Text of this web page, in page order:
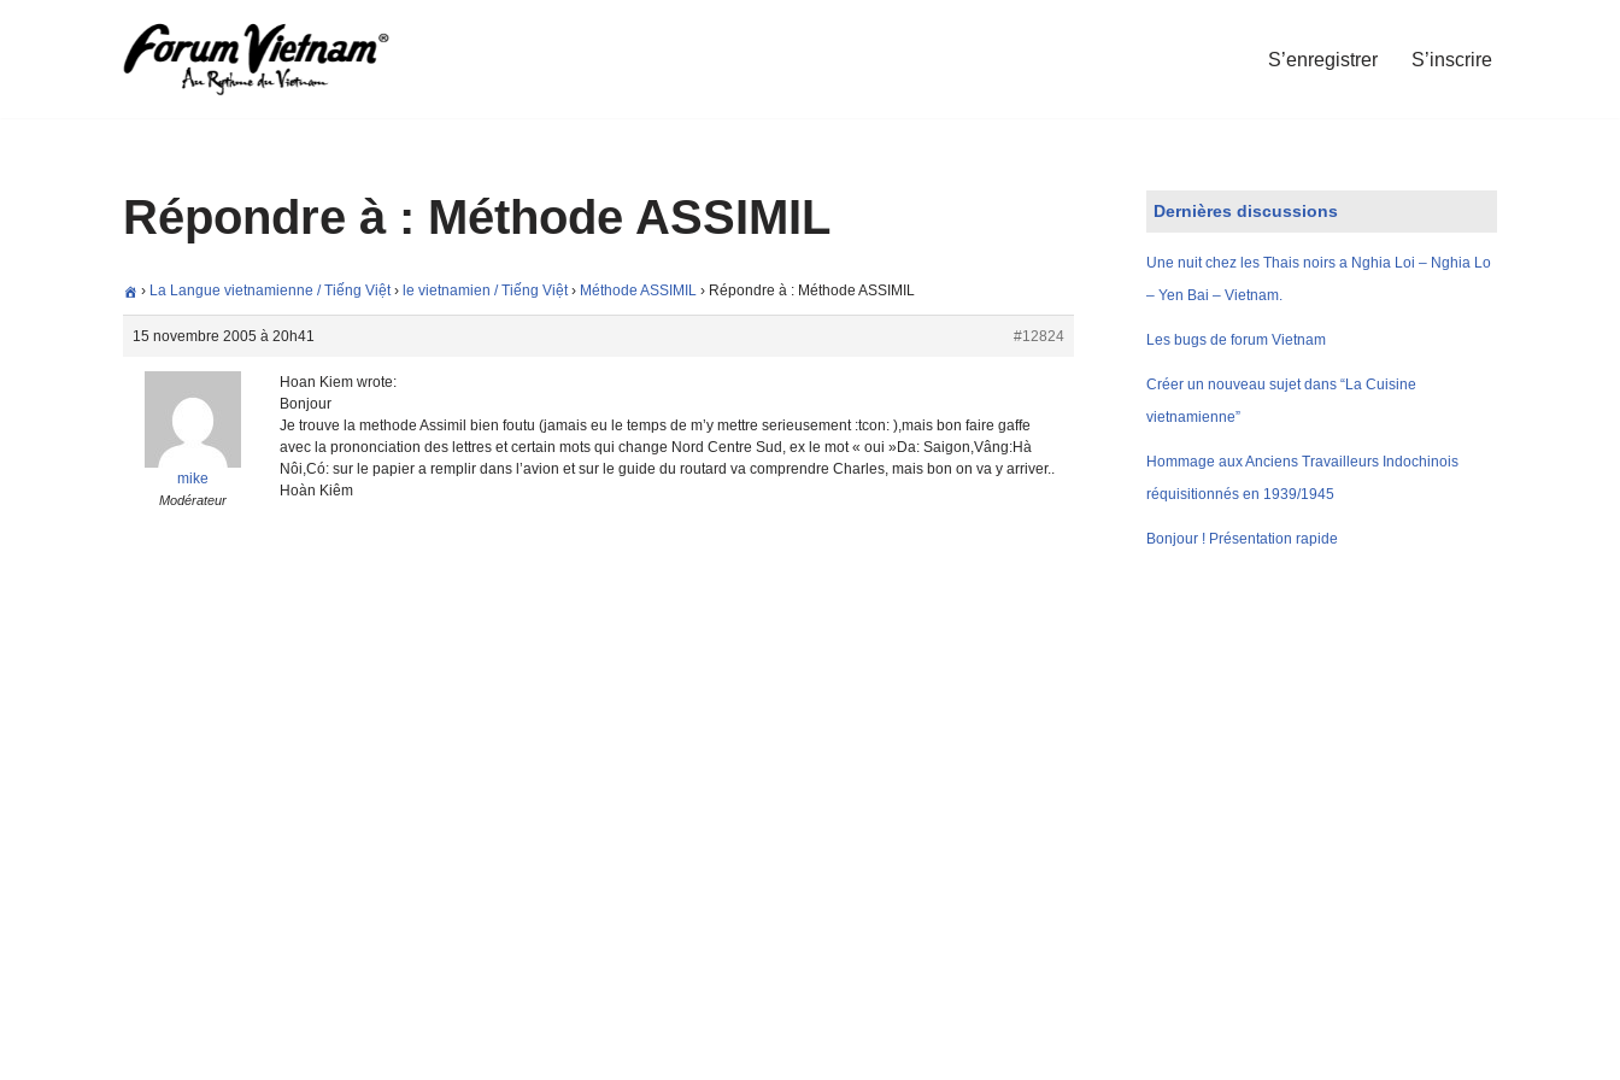
S’enregistrer S’inscrire
Répondre à : Méthode ASSIMIL
› La Langue vietnamienne / Tiếng Việt › le vietnamien / Tiếng Việt › Méthode ASSIMIL › Répondre à : Méthode ASSIMIL
15 novembre 2005 à 20h41 #12824
mike
Modérateur
Hoan Kiem wrote:
Bonjour
Je trouve la methode Assimil bien foutu (jamais eu le temps de m’y mettre serieusement :tcon: ),mais bon faire gaffe
avec la prononciation des lettres et certain mots qui change Nord Centre Sud, ex le mot « oui »Da: Saigon,Vâng:Hà
Nôi,Có: sur le papier a remplir dans l’avion et sur le guide du routard va comprendre Charles, mais bon on va y arriver..
Hoàn Kiêm
Dernières discussions
Une nuit chez les Thais noirs a Nghia Loi – Nghia Lo
– Yen Bai – Vietnam.
Les bugs de forum Vietnam
Créer un nouveau sujet dans “La Cuisine
vietnamienne”
Hommage aux Anciens Travailleurs Indochinois
réquisitionnés en 1939/1945
Bonjour ! Présentation rapide